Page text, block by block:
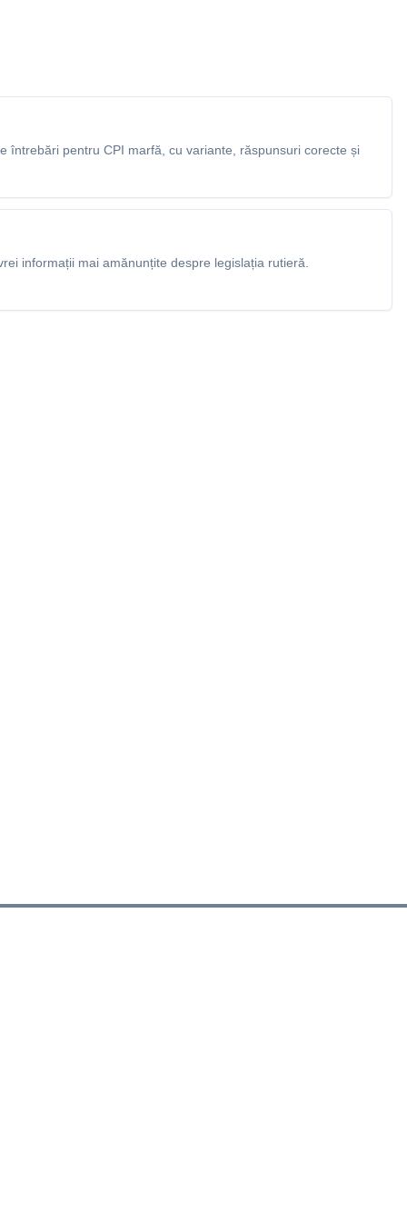
întrebări pentru CPI marfă, cu variante, răspunsuri corecte și
informații mai amănunțite despre legislația rutieră.